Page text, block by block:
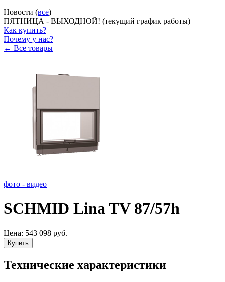
Новости (все)
ПЯТНИЦА - ВЫХОДНОЙ! (текущий график работы)
Как купить?
Почему у нас?
← Все товары
фото - видео
SCHMID Lina TV 87/57h
Цена: 543 098 руб.
Купить
Технические характеристики